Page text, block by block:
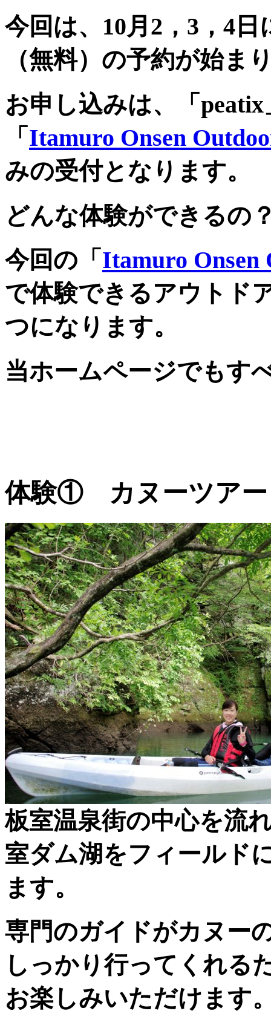
今回は、10月2，3，4
（無料）の予約が始ま
お申し込みは、「
「 Itamuro Onsen
みの受付となります。
どんな体験ができるの
今回の「 Itamuro
で体験できるアウトド
つになります。
当ホームページでもす
体験① カヌーツアー
板室温泉街の中心を流
室ダム湖をフィールド
ます。
専門のガイドがカヌー
しっかり行ってくれる
お楽しみいただけます